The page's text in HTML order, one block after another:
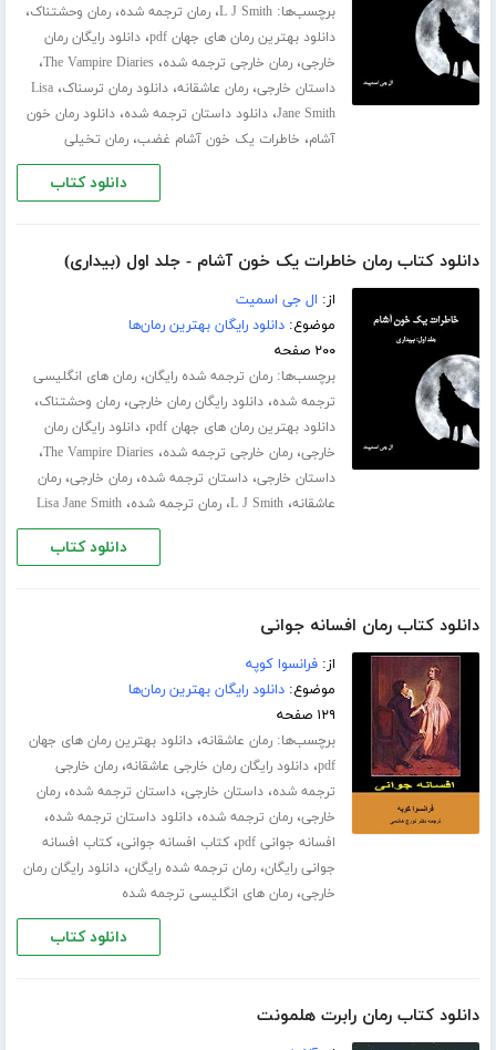
برچسب‌ها:L J Smith،رمان ترجمه شده،رمان وحشتناک،
دانلود بهترین رمان های جهان pdf ،دانلود رایگان رمان
خارجی،رمان خارجی ترجمه شده،The Vampire Diaries،
داستان خارجی،رمان عاشقانه،دانلود رمان ترسناک،Lisa
Jane Smith،دانلود داستان ترجمه شده،دانلود رمان خون
آشام، خاطرات یک خون آشام غضب،رمان تخیلی
دانلود کتاب
دانلود کتاب رمان خاطرات یک خون آشام - جلد اول (بیداری)
از: ال جی اسمیت
موضوع:دانلود رایگان بهترین رمان‌ها
۲۰۰ صفحه
برچسب‌ها:رمان ترجمه شده رایگان،رمان های انگلیسی
ترجمه شده،دانلود رایگان رمان خارجی،رمان وحشتناک،
دانلود بهترین رمان های جهان pdf ،دانلود رایگان رمان
خارجی،رمان خارجی ترجمه شده،The Vampire Diaries،
داستان خارجی،داستان ترجمه شده،رمان خارجی،رمان
عاشقانه،L J Smith،رمان ترجمه شده،Lisa Jane Smith
دانلود کتاب
دانلود کتاب رمان افسانه جوانی
از:فرانسوا کوپه
موضوع:دانلود رایگان بهترین رمان‌ها
۱۲۹ صفحه
برچسب‌ها:رمان عاشقانه،دانلود بهترین رمان های جهان
pdf،دانلود رایگان رمان خارجی عاشقانه،رمان خارجی
ترجمه شده،داستان خارجی،داستان ترجمه شده،رمان
خارجی،رمان ترجمه شده،دانلود داستان ترجمه شده،
افسانه جوانی pdf ،کتاب افسانه جوانی،کتاب افسانه
جوانی رایگان،رمان ترجمه شده رایگان،دانلود رایگان رمان
خارجی،رمان های انگلیسی ترجمه شده
دانلود کتاب
دانلود کتاب رمان رابرت هلمونت